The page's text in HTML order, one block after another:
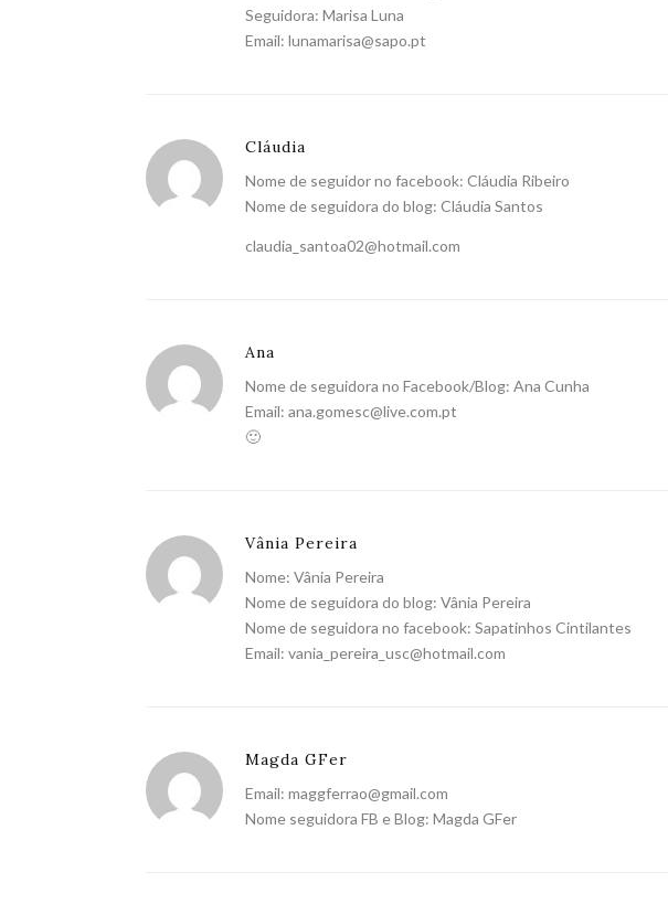
Seguidora: Marisa Luna
Email: lunamarisa@sapo.pt
Cláudia
Nome de seguidor no facebook: Cláudia Ribeiro
Nome de seguidora do blog: Cláudia Santos
claudia_santoa02@hotmail.com
Ana
Nome de seguidora no Facebook/Blog: Ana Cunha
Email: ana.gomesc@live.com.pt
🙂
Vânia Pereira
Nome: Vânia Pereira
Nome de seguidora do blog: Vânia Pereira
Nome de seguidora no facebook: Sapatinhos Cintilantes
Email: vania_pereira_usc@hotmail.com
Magda GFer
Email: maggferrao@gmail.com
Nome seguidora FB e Blog: Magda GFer